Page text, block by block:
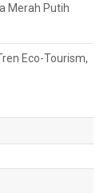
Merah Putih
Eco-Tourism,